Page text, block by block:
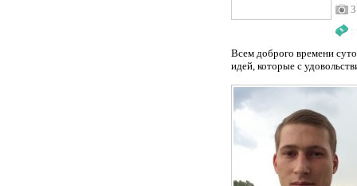
3
:
Всем доброго времени
идей, которые с